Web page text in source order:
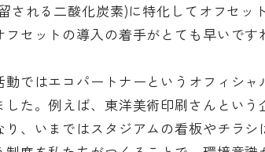
れる二酸化炭素)に特化してオフセッ
フセットの導入の着手がとても早いで
動ではエコパートナーというオフィシ
した。例えば、東洋美術印刷さんとい
、いまではスタジアムの看板やチラ